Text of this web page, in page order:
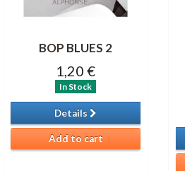
BOP BLUES 2
1,20 €
In Stock
Details
Add to cart